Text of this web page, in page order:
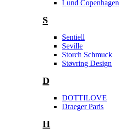
Lund Copenhagen
S
Sentiell
Seville
Storch Schmuck
Støvring Design
D
DOTTILOVE
Draeger Paris
H